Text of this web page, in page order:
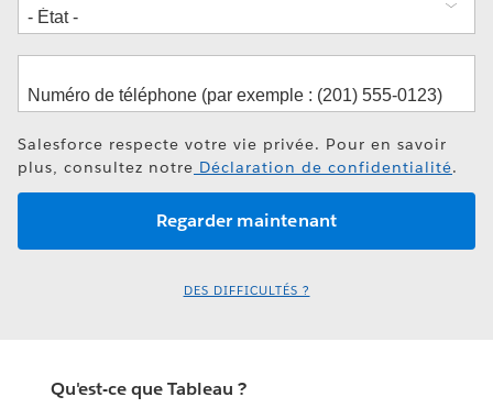
Salesforce respecte votre vie privée. Pour en savoir
plus, consultez notre Déclaration de confidentialité.
DES DIFFICULTÉS ?
Qu'est-ce que Tableau ?